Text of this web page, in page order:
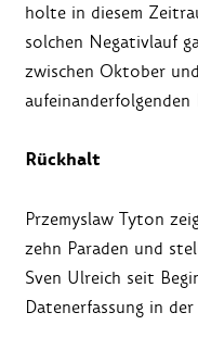
holte in diesem
solchen Negativlauf
zwischen Oktober
Rückhalt
Przemyslaw Tyton
zehn Paraden und
Sven Ulreich seit
Datenerfassung in